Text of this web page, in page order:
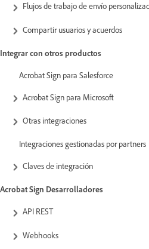
Flujos de trabajo de envío
Compartir usuarios y acuerdos
Integrar con otros productos
Acrobat Sign para Salesforce
Acrobat Sign para Microsoft
Otras integraciones
Integraciones gestionadas por partners
Claves de integración
Acrobat Sign Desarrolladores
API REST
Webhooks